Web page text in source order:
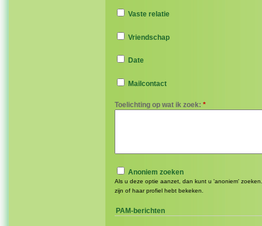
Vaste relatie
Vriendschap
Date
Mailcontact
Toelichting op wat ik zoek: *
Anoniem zoeken
Als u deze optie aanzet, dan kunt u 'anoniem'
zijn of haar profiel hebt bekeken.
PAM-berichten